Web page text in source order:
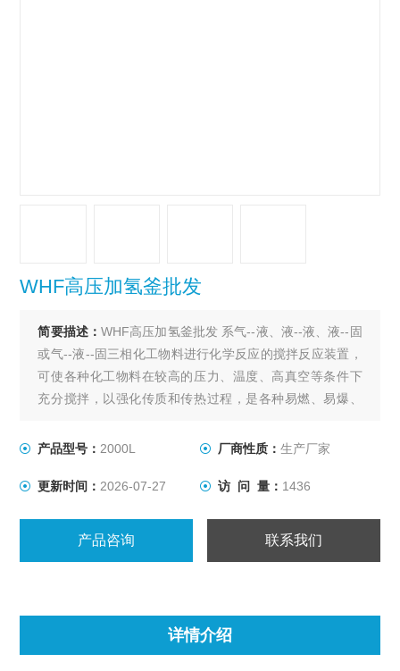
WHF高压加氢釜批发
简要描述：WHF高压加氢釜批发 系气--液、液--液、液--固
或气--液--固三相化工物料进行化学反应的搅拌反应装置，
可使各种化工物料在较高的压力、温度、高真空等条件下
充分搅拌，以强化传质和传热过程，是各种易燃、易爆、
拌反应的选设备。
产品型号： 2000L 厂商性质： 生产厂家
更新时间： 2026-07-27 访 问 量： 1436
产品咨询 联系我们
详情介绍